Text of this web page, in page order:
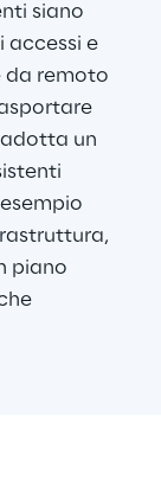
siano
accessi e
da remoto
un
piano